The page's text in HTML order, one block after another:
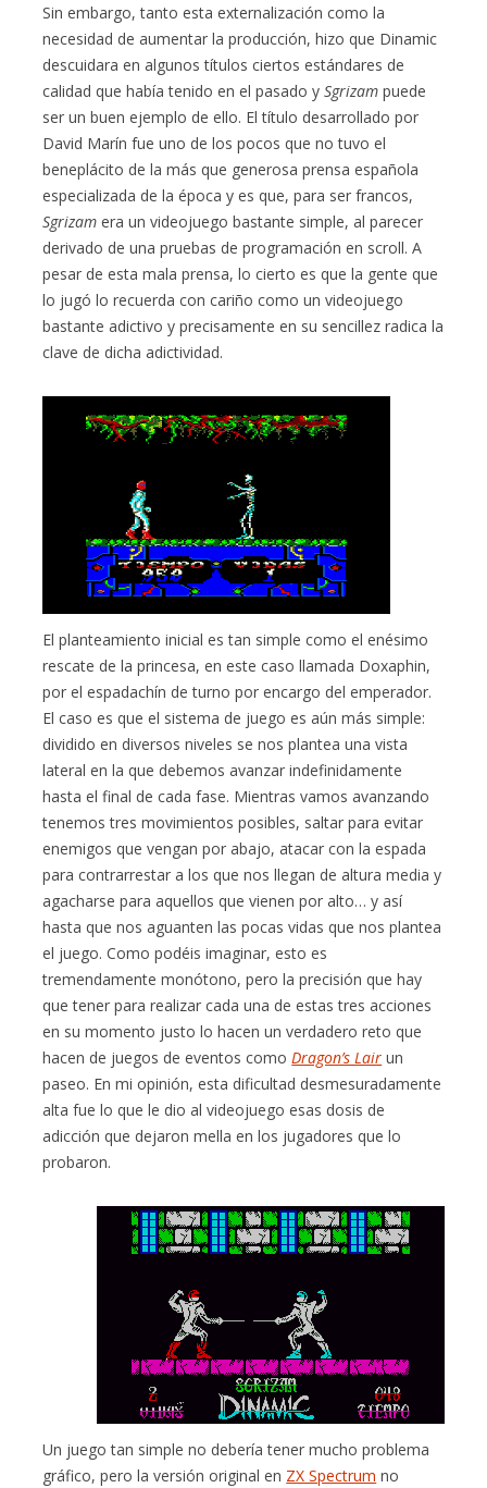
Sin embargo, tanto esta externalización como la
necesidad de aumentar la producción, hizo que Dinamic
descuidara en algunos títulos ciertos estándares de
calidad que había tenido en el pasado ySgrizam puede
ser un buen ejemplo de ello. El título desarrollado por
David Marín fue uno de los pocos que no tuvo el
beneplácito de la más que generosa prensa española
especializada de la época y es que, para ser francos,
Sgrizam era un videojuego bastante simple, al parecer
derivado de una pruebas de programación en scroll. A
pesar de esta mala prensa, lo cierto es que la gente que
lo jugó lo recuerda con cariño como un videojuego
bastante adictivo y precisamente en su sencillez radica la
clave de dicha adictividad.
El planteamiento inicial es tan simple como el enésimo
rescate de la princesa, en este caso llamada Doxaphin,
por el espadachín de turno por encargo del emperador.
El caso es que el sistema de juego es aún más simple:
dividido en diversos niveles se nos plantea una vista
lateral en la que debemos avanzar indefinidamente
hasta el final de cada fase. Mientras vamos avanzando
tenemos tres movimientos posibles, saltar para evitar
enemigos que vengan por abajo, atacar con la espada
para contrarrestar a los que nos llegan de altura media y
agacharse para aquellos que vienen por alto… y así
hasta que nos aguanten las pocas vidas que nos plantea
el juego. Como podéis imaginar, esto es
tremendamente monótono, pero la precisión que hay
que tener para realizar cada una de estas tres acciones
en su momento justo lo hacen un verdadero reto que
hacen de juegos de eventos como Dragon’s Lair un
paseo. En mi opinión, esta dificultad desmesuradamente
alta fue lo que le dio al videojuego esas dosis de
adicción que dejaron mella en los jugadores que lo
probaron.
Un juego tan simple no debería tener mucho problema
gráfico, pero la versión original en ZX Spectrum no